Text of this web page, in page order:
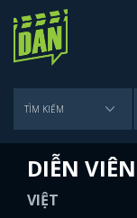
DIỄN VIÊN
VIỆT